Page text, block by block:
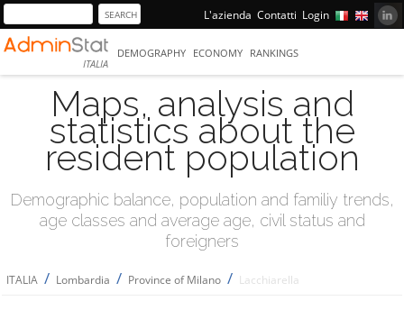
L'azienda Contatti Login
ITALIA
DEMOGRAPHY ECONOMY RANKINGS
Maps, analysis and
statistics about the
resident population
Demographic balance, population and familiy trends,
age classes and average age, civil status and
foreigners
ITALIA / Lombardia / Province of Milano / Lacchiarella